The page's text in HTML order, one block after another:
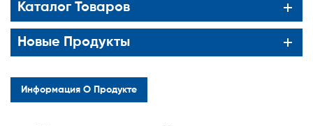
Каталог Товаров
Новые Продукты
Информация О Продукте